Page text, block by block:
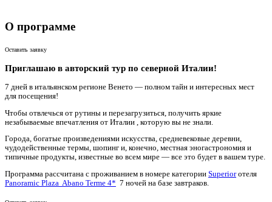
О программе
Оставить заявку
Приглашаю в авторский тур по северной Италии!
7 дней в итальянском регионе Венето — полном тайн и интересных мест
для посещения!
Чтобы отвлечься от рутины и перезагрузиться, получить яркие
незабываемые впечатления от Италии , которую вы не знали.
Города, богатые произведениями искусства, средневековые деревни,
чудодейственные термы, шопинг и, конечно, местная эногастрономия и
типичные продукты, известные во всем мире — все это будет в вашем туре.
Программа рассчитана с проживанием в номере категории Superiorотеля
Panoramic Plaza Abano Terme 4* 7 ночей на базе завтраков.